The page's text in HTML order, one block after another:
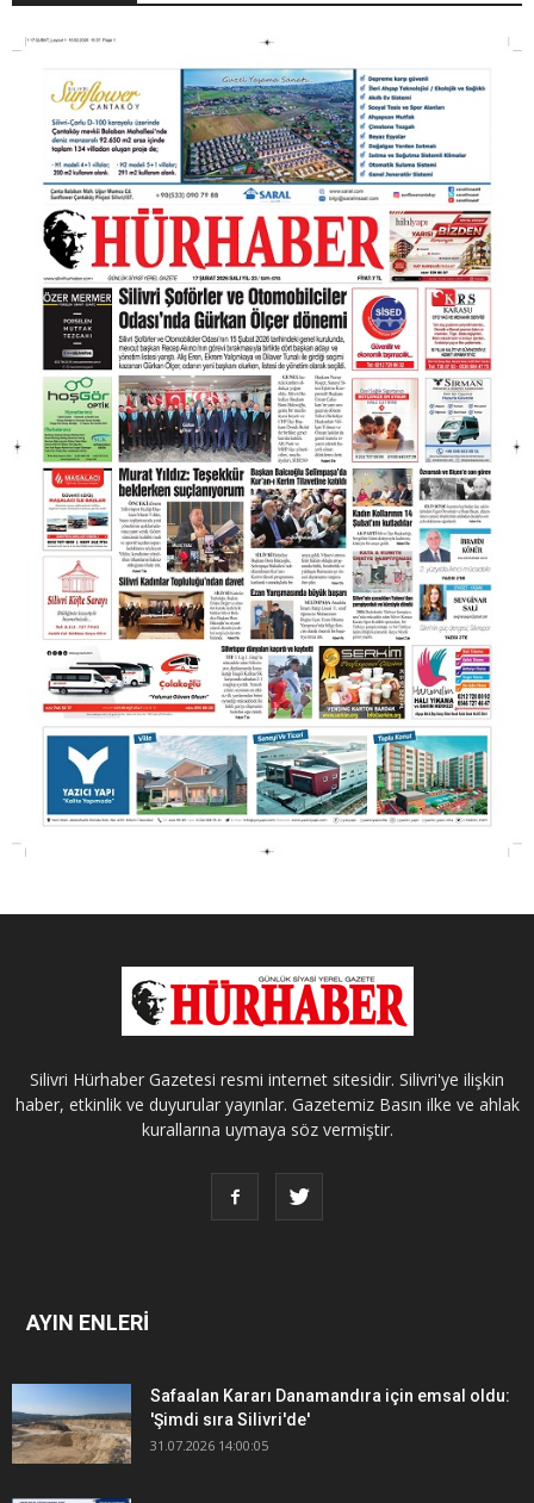
Silivri Hürhaber Gazetesi resmi internet sitesidir. Silivri'ye ilişkin
haber, etkinlik ve duyurular yayınlar. Gazetemiz Basın ilke ve ahlak
kurallarına uymaya söz vermiştir.
AYIN ENLERİ
Safaalan Kararı Danamandıra için emsal oldu:
'Şimdi sıra Silivri'de'
31.07.2026 14:00:05